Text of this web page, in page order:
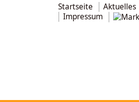
Startseite Aktuelles
Impressum